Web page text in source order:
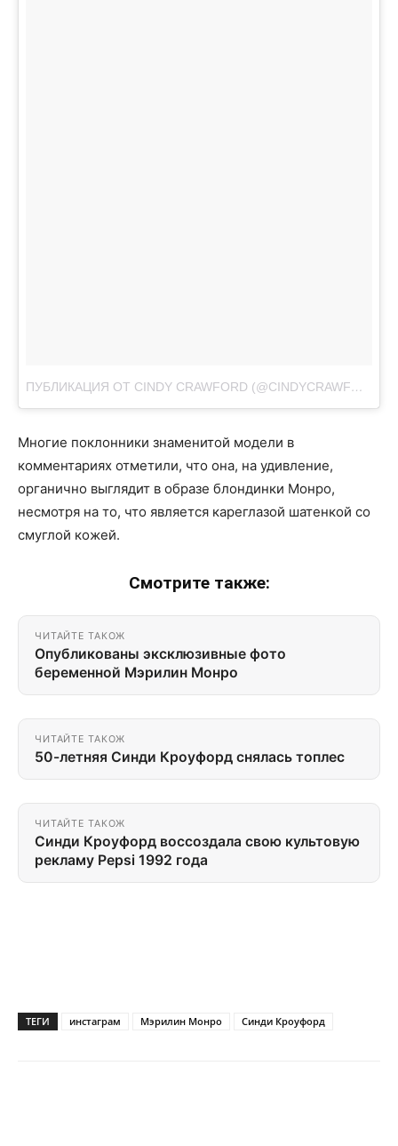
ПУБЛИКАЦИЯ ОТ CINDY CRAWFORD (@CINDYCRAWFORD)
Многие поклонники знаменитой модели в
комментариях отметили, что она, на удивление,
органично выглядит в образе блондинки Монро,
несмотря на то, что является кареглазой шатенкой со
смуглой кожей.
Смотрите также:
ЧИТАЙТЕ ТАКОЖ
Опубликованы эксклюзивные фото
беременной Мэрилин Монро
ЧИТАЙТЕ ТАКОЖ
50-летняя Синди Кроуфорд снялась топлес
ЧИТАЙТЕ ТАКОЖ
Синди Кроуфорд воссоздала свою культовую
рекламу Pepsi 1992 года
ТЕГИ инстаграм Мэрилин Монро Синди Кроуфорд